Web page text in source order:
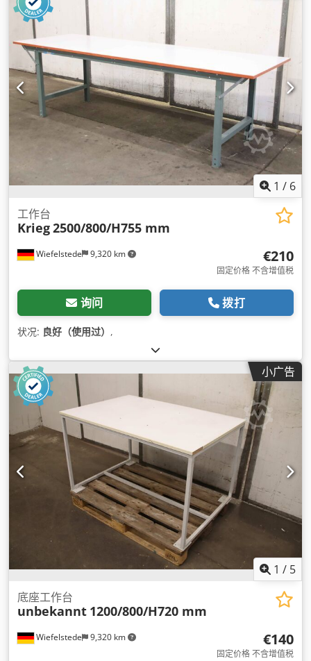
1 / 6
Wiefelstede 9,320 km
工作台
Krieg2500/800/H755 mm
€210
固定价格 不含增值税
询问 拨打
状况: 良好（使用过） ,
小广告
1 / 5
Wiefelstede 9,320 km
底座工作台
unbekannt 1200/800/H720 mm
€140
固定价格 不含增值税